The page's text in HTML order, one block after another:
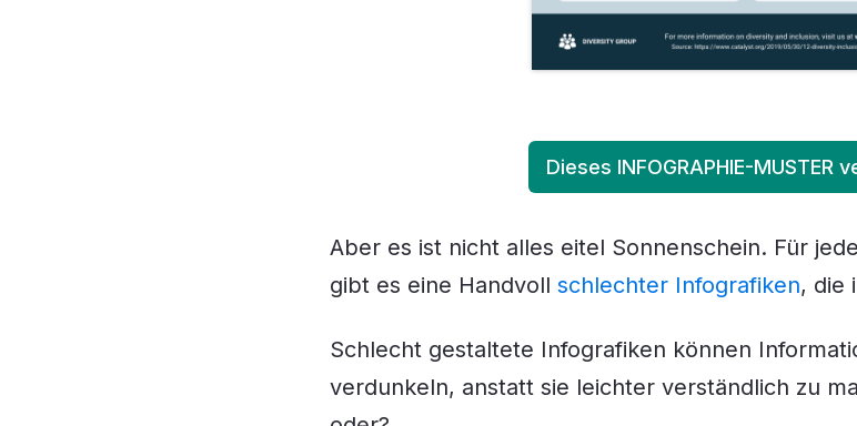
Dieses INFOGRAPHIE-MUSTER
Aber es ist nicht alles eitel Sonnenschein. Für
gibt es eine Handvoll schlechter Infografiken, die
Schlecht gestaltete Infografiken können
verdunkeln, anstatt sie leichter verständlich zu